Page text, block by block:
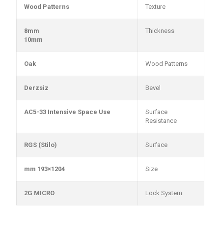
Texture
Wood Patterns
Thickness
8mm
10mm
Wood Patterns
Oak
Bevel
Derzsiz
Surface
Resistance
AC5-33 Intensive Space Use
Surface
RGS (Stilo)
Size
1204×193 mm
Lock System
2G MICRO